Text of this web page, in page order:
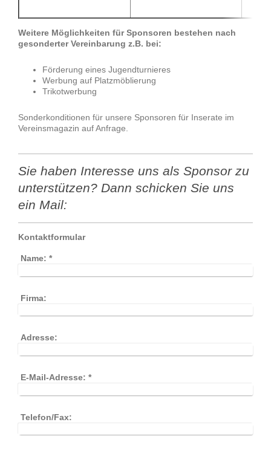
Weitere Möglichkeiten für Sponsoren bestehen nach
gesonderter Vereinbarung z.B. bei:
Förderung eines Jugendturnieres
Werbung auf Platzmöblierung
Trikotwerbung
Sonderkonditionen für unsere Sponsoren für Inserate im
Vereinsmagazin auf Anfrage.
Sie haben Interesse uns als Sponsor zu
unterstützen? Dann schicken Sie uns
ein Mail:
Kontaktformular
Name: *
Firma:
Adresse:
E-Mail-Adresse: *
Telefon/Fax: